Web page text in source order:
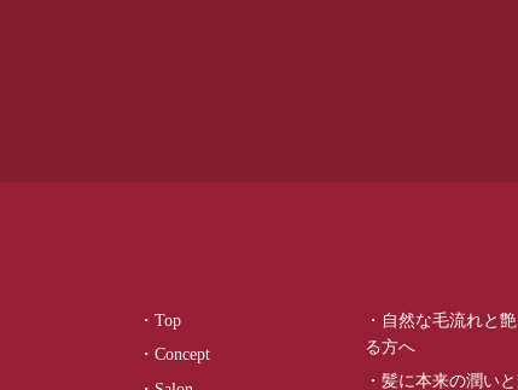
・Top
・Concept
・自然な毛流れと
る方へ
・髪に本来の潤い